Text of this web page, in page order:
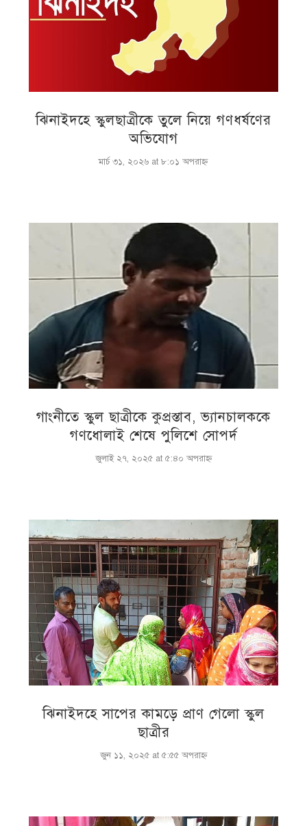
ঝিনাইদহে স্কুলছাত্রীকে তুলে নিয়ে গণধর্ষণের
অভিযোগ
মার্চ ৩১, ২০২৬ at ৮:০১ অপরাহ্ণ
গাংনীতে স্কুল ছাত্রীকে কুপ্রস্তাব, ভ্যানচালককে
গণধোলাই শেষে পুলিশে সোপর্দ
জুলাই ২৭, ২০২৫ at ৫:৪০ অপরাহ্ণ
ঝিনাইদহে সাপের কামড়ে প্রাণ গেলো স্কুল
ছাত্রীর
জুন ১১, ২০২৫ at ৫:৫৫ অপরাহ্ণ